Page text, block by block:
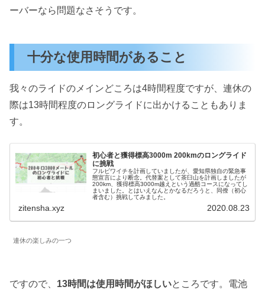
ーバーなら問題なさそうです。
十分な使用時間があること
我々のライドのメインどころは4時間程度ですが、連休の
際は13時間程度のロングライドに出かけることもありま
す。
初心者と獲得標高3000m 200kmのロングライド
に挑戦
フルビワイチを計画していましたが、愛知県独自の緊急事
態宣言により断念。代替案として茶臼山を計画しましたが
200km、獲得標高3000m越えという過酷コースになってし
まいました。とはいえなんとかなるだろうと、同僚（初心
者含む）挑戦してみました。
zitensha.xyz 2020.08.23
連休の楽しみの一つ
ですので、 13時間は使用時間がほしいところです。電池